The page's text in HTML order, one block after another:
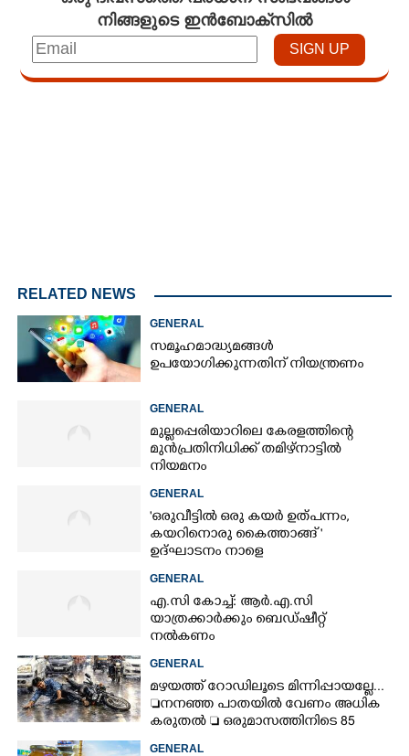
നിങ്ങളുടെ ഇൻബോക്സിൽ
RELATED NEWS
GENERAL
സമൂഹമാദ്ധ്യമങ്ങൾ
ഉപയോഗിക്കുന്നതിന് നിയന്ത്രണം
GENERAL
മുല്ലപ്പെരിയാറിലെ കേരളത്തിന്റെ
മുൻപ്രതിനിധിക്ക് തമിഴ്നാട്ടിൽ
നിയമനം
GENERAL
'ഒരുവീട്ടിൽ ഒരു കയർ ഉത്പന്നം,
കയറിനൊരു കൈത്താങ്ങ് '
ഉദ്ഘാടനം നാളെ
GENERAL
എ.സി കോച്ച്: ആർ.എ.സി
യാത്രക്കാർക്കും ബെഡ്ഷീറ്റ്
നൽകണം
GENERAL
മഴയത്ത് റോഡിലൂടെ മിന്നിപ്പായല്ലേ...
നനഞ്ഞ പാതയിൽ വേണം അധിക
കരുതൽ  ഒരുമാസത്തിനിടെ 85
GENERAL